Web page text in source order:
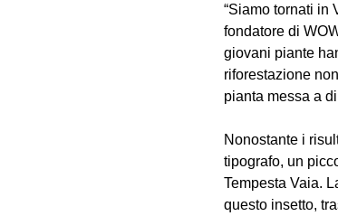
“Siamo tornati in
fondatore di
giovani piante
riforestazione
pianta messa a
Nonostante i
tipografo, un
Tempesta Vaia.
questo insetto,